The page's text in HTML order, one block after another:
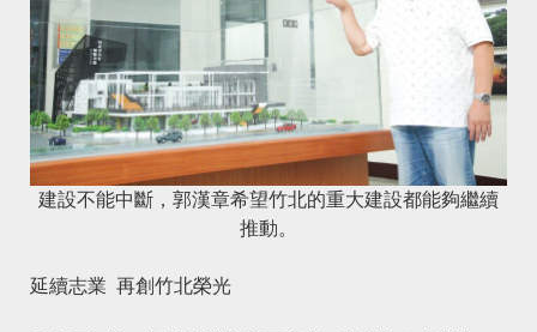
建設不能中斷，郭漢章希望竹北的重大建設都能夠繼續
推動。
延續志業 再創竹北榮光